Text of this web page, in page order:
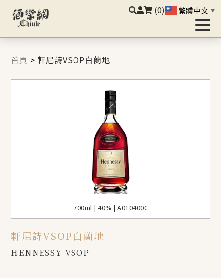
(0) 繁體中文 ▼
首頁 >軒尼詩VSOP白蘭地
700ml | 40% | A0104000
軒尼詩VSOP白蘭地
HENNESSY VSOP